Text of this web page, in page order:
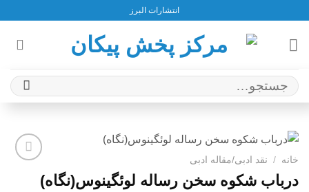
content
انتشارات البرز
جستجو
برای:
خانه / نقد ادبی/مقاله ادبی
درباب شکوه سخن رساله لوئگینوس(نگاه)